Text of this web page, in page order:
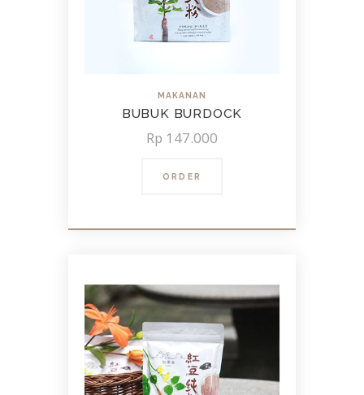
MAKANAN
BUBUK BURDOCK
Rp 147.000
ORDER